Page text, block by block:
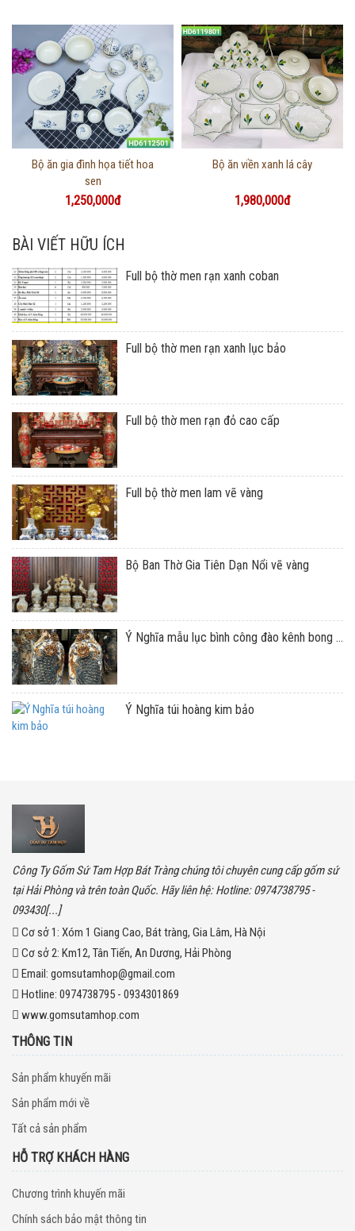
Thông tin chi tiết
Bộ ăn gia đình họa tiết hoa
sen
1,250,000đ
Thông tin chi tiết
Bộ ăn viền xanh lá cây
1,980,000đ
BÀI VIẾT HỮU ÍCH
Full bộ thờ men rạn xanh coban
Full bộ thờ men rạn xanh lục bảo
Full bộ thờ men rạn đỏ cao cấp
Full bộ thờ men lam vẽ vàng
Bộ Ban Thờ Gia Tiên Dạn Nổi vẽ vàng
Ý Nghĩa mẫu lục bình công đào kênh bong ...
Ý Nghĩa túi hoàng kim bảo
Công Ty Gốm Sứ Tam Hợp Bát Tràng chúng tôi chuyên cung cấp gốm sứ
tại Hải Phòng và trên toàn Quốc. Hãy liên hệ: Hotline: 0974738795 -
093430[...]
Cơ sở 1: Xóm 1 Giang Cao, Bát tràng, Gia Lâm, Hà Nội
Cơ sở 2: Km12, Tân Tiến, An Dương, Hải Phòng
Email: gomsutamhop@gmail.com
Hotline: 0974738795 - 0934301869
www.gomsutamhop.com
THÔNG TIN
Sản phẩm khuyến mãi
Sản phẩm mới về
Tất cả sản phẩm
HỖ TRỢ KHÁCH HÀNG
Chương trình khuyến mãi
Chính sách bảo mật thông tin